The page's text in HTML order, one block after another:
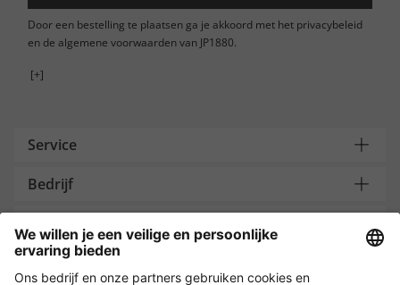
Door een bestelling te plaatsen ga je akkoord met het privacybeleid
en de algemene voorwaarden van JP1880.
[+]
Service
Bedrijf
Payment and Delivery